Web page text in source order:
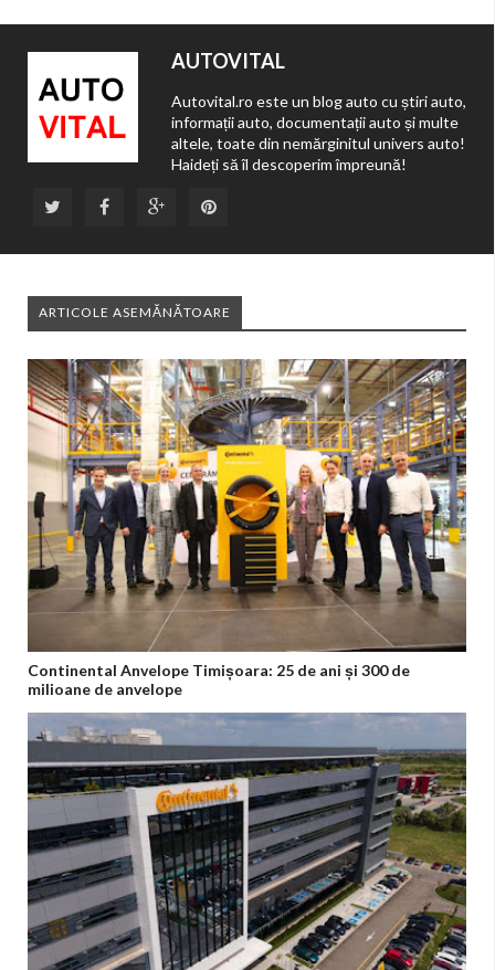
AUTOVITAL
Autovital.ro este un blog auto cu știri auto,
informații auto, documentații auto și multe
altele, toate din nemărginitul univers auto!
Haideți să îl descoperim împreună!
ARTICOLE ASEMĂNĂTOARE
Continental Anvelope Timișoara: 25 de ani și 300 de
milioane de anvelope